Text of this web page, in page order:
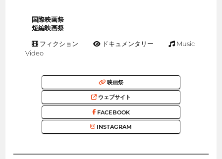
国際映画祭
短編映画祭
フィクション ドキュメンタリー
Music
Video
映画祭
ウェブサイト
FACEBOOK
INSTAGRAM